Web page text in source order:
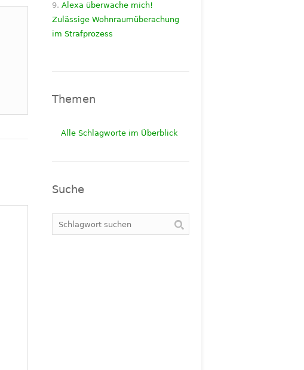
Alexa überwache mich!
Zulässige Wohnraumüberachung
im Strafprozess
Themen
Alle Schlagworte im Überblick
Suche